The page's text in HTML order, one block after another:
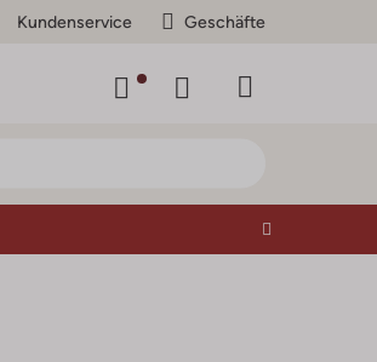
Kundenservice Geschäfte